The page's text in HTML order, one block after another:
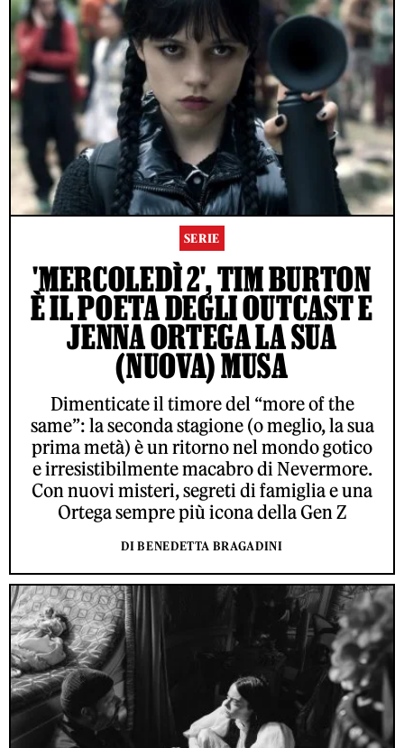
SERIE
'MERCOLEDÌ 2', TIM BURTON
È IL POETA DEGLI OUTCAST E
JENNA ORTEGA LA SUA
(NUOVA) MUSA
Dimenticate il timore del “more of the
same”: la seconda stagione (o meglio, la sua
prima metà) è un ritorno nel mondo gotico
e irresistibilmente macabro di Nevermore.
Con nuovi misteri, segreti di famiglia e una
Ortega sempre più icona della Gen Z
DI BENEDETTA BRAGADINI